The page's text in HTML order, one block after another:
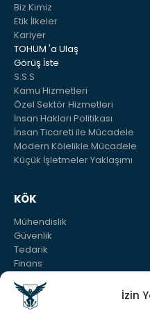
İzin
Biz Kimiz
Etik İlkeler
Kariyer
TOHUM 'a Ulaş
Görüş İste
S.S.S
Kamu Hizmetleri
Özel Sektör Hizmetleri
İnsan Hakları Politikası
İnsan Ticareti ile Mücadele
Modern Kölelikle Mücadele
Küçük İşletmeler Yaklaşımı
KÖK
Mühendislik
Güvenlik
Tedarik
Finans
Bilgi Tohumu